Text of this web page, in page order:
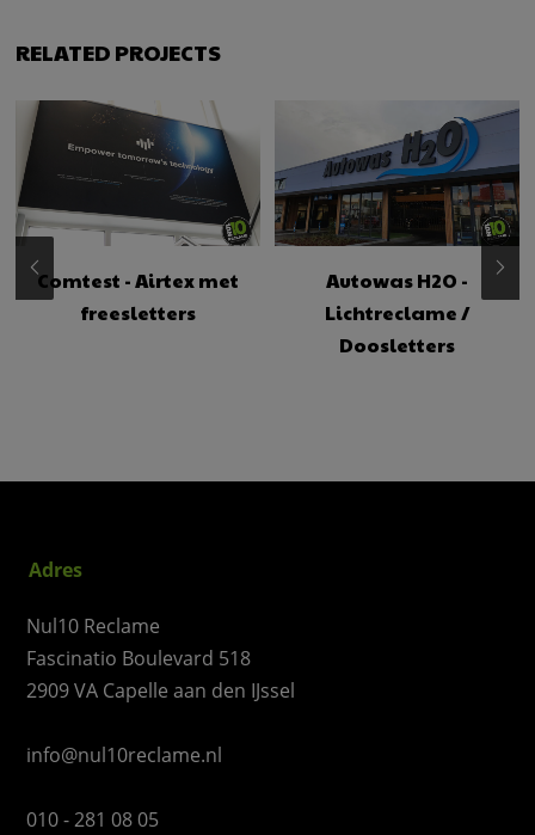
RELATED PROJECTS
Comtest - Airtex met
freesletters
Autowas H2O -
Lichtreclame /
Doosletters
Adres
Nul10 Reclame
Fascinatio Boulevard 518
2909 VA Capelle aan den IJssel
info@nul10reclame.nl
010 - 281 08 05